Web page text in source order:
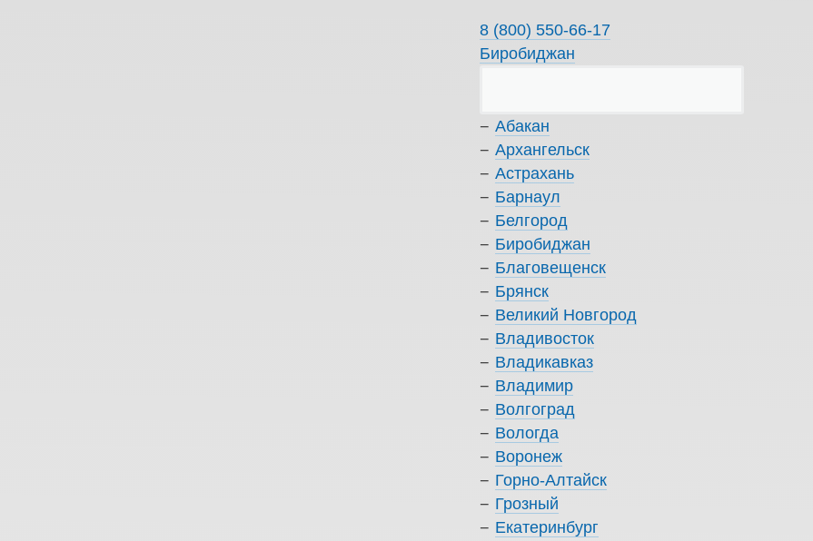
8 (800) 550-66-17
Биробиджан
Абакан
Архангельск
Астрахань
Барнаул
Белгород
Биробиджан
Благовещенск
Брянск
Великий Новгород
Владивосток
Владикавказ
Владимир
Волгоград
Вологда
Воронеж
Горно-Алтайск
Грозный
Екатеринбург